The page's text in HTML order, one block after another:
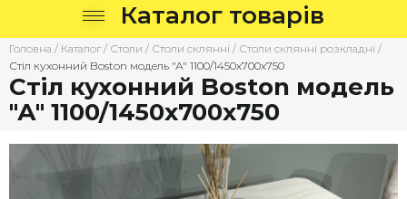
Каталог товарів
Головна / Каталог / Столи / Столи склянні / Столи склянні розкладні /
Стіл кухонний Boston модель "А" 1100/1450х700х750
Стіл кухонний Boston модель
"А" 1100/1450х700х750